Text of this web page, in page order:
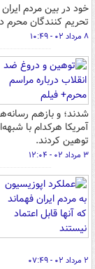
خود در بین مردم
تحریم کنندگان محرم
۸ مرداد ۰۲ - ۱۰:۴۹
شدند؛ و بازهم
آمریکا هرکدام با
توهین کردند.
۳ مرداد ۰۲ - ۱۲:۰۴
۲ مرداد ۰۲ - ۰۷:۴۹